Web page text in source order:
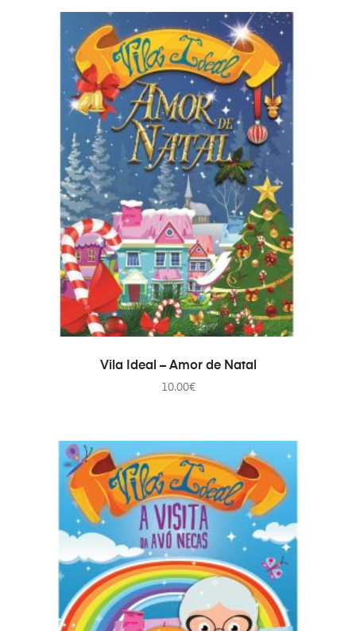
AÑADIR AL CARRITO
Vila Ideal – Amor de Natal
10.00€